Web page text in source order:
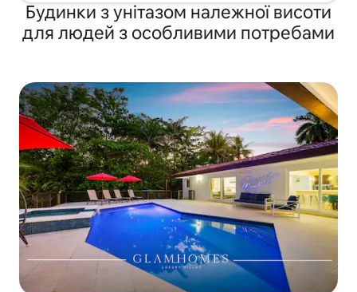
Будинки з унітазом належної висоти
для людей з особливими потребами